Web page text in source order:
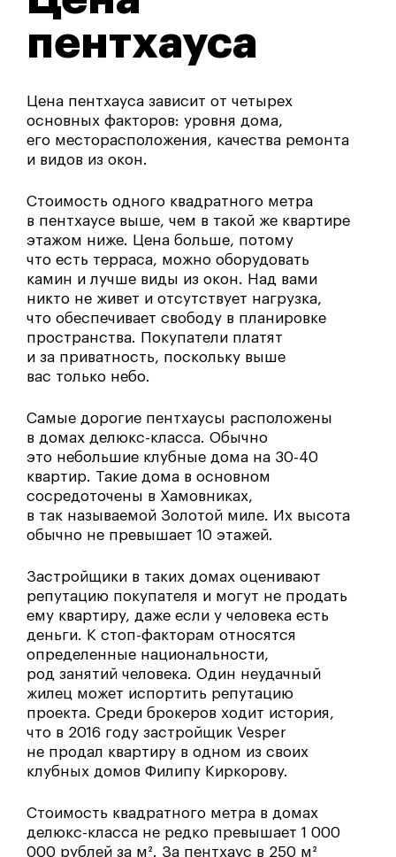
пентхауса
Цена пентхауса зависит от четырех
основных факторов: уровня дома,
его месторасположения, качества ремонта
и видов из окон.
Стоимость одного квадратного метра
в пентхаусе выше, чем в такой же квартире
этажом ниже. Цена больше, потому
что есть терраса, можно оборудовать
камин и лучше виды из окон. Над вами
никто не живет и отсутствует нагрузка,
что обеспечивает свободу в планировке
пространства. Покупатели платят
и за приватность, поскольку выше
вас только небо.
Самые дорогие пентхаусы расположены
в домах делюкс-класса. Обычно
это небольшие клубные дома на 30-40
квартир. Такие дома в основном
сосредоточены в Хамовниках,
в так называемой Золотой миле. Их высота
обычно не превышает 10 этажей.
Застройщики в таких домах оценивают
репутацию покупателя и могут не продать
ему квартиру, даже если у человека есть
деньги. К стоп-факторам относятся
определенные национальности,
род занятий человека. Один неудачный
жилец может испортить репутацию
проекта. Среди брокеров ходит история,
что в 2016 году застройщик Vesper
не продал квартиру в одном из своих
клубных домов Филипу Киркорову.
Стоимость квадратного метра в домах
делюкс-класса не редко превышает 1 000
000 рублей за м². За пентхаус в 250 м²